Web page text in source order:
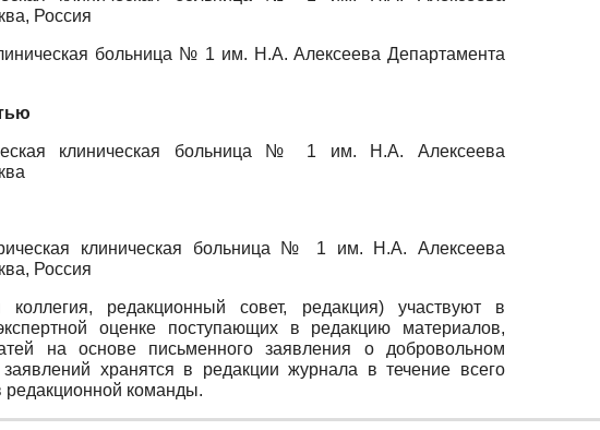
Россия
больница № 1 им. Н.А. Алексеева Департамента
клиническая больница № 1 им. Н.А. Алексеева
клиническая больница № 1 им. Н.А. Алексеева
Россия
редакционный совет, редакция) участвуют в
оценке поступающих в редакцию материалов,
на основе письменного заявления о добровольном
хранятся в редакции журнала в течение всего
редакционной команды.